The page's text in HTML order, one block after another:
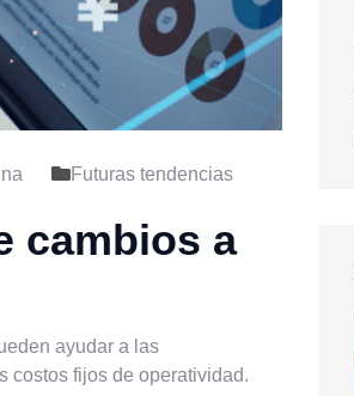
Futuras tendencias
cambios a
ayudar a las
costos fijos de operatividad.